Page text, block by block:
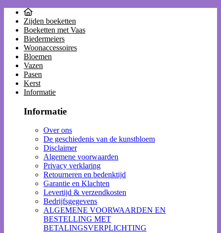
Zijden boeketten
Boeketten met Vaas
Biedermeiers
Woonaccessoires
Bloemen
Vazen
Pasen
Kerst
Informatie
Informatie
Over ons
De geschiedenis van de kunstbloem
Disclaimer
Algemene voorwaarden
Privacy verklaring
Retourneren en bedenktijd
Garantie en Klachten
Levertijd & verzendkosten
Bedrijfsgegevens
ALGEMENE VOORWAARDEN EN
BESTELLING MET
BETALINGSVERPLICHTING